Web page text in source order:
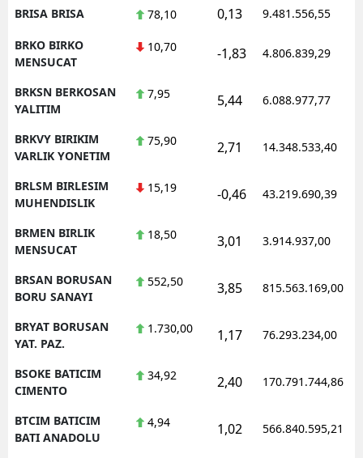
BRISA BRISA 78,10 0,13 9.481.556,55
BRKO BIRKO
MENSUCAT
10,70 -1,83 4.806.839,29
BRKSN BERKOSAN
YALITIM
7,95 5,44 6.088.977,77
BRKVY BIRIKIM
VARLIK YONETIM
75,90 2,71 14.348.533,40
BRLSM BIRLESIM
MUHENDISLIK
15,19 -0,46 43.219.690,39
BRMEN BIRLIK
MENSUCAT
18,50 3,01 3.914.937,00
BRSAN BORUSAN
BORU SANAYI
552,50 3,85 815.563.169,00
BRYAT BORUSAN
YAT. PAZ.
1.730,00 1,17 76.293.234,00
BSOKE BATICIM
CIMENTO
34,92 2,40 170.791.744,86
BTCIM BATICIM
BATI ANADOLU
4,94 1,02 566.840.595,21